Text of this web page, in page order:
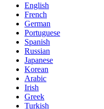
English
French
German
Portuguese
Spanish
Russian
Japanese
Korean
Arabic
Irish
Greek
Turkish